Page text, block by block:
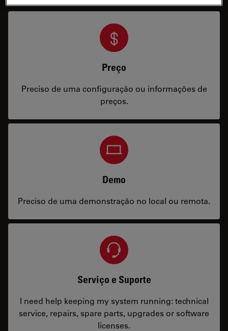
Preço
Preciso de uma configuração ou informações de
preços.
Demo
Preciso de uma demonstração no local ou remota.
Serviço e Suporte
I need help keeping my system running: technical
service, repairs, spare parts, upgrades or software
licenses.